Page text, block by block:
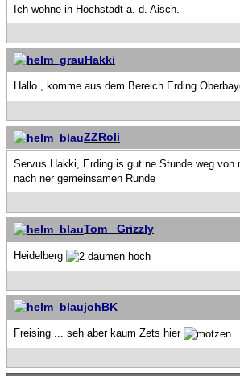
Ich wohne in Höchstadt a. d. Aisch.
Hakki
Hallo , komme aus dem Bereich Erding
ZZRoli
Servus Hakki, Erding is gut ne Stunde weg von
nach ner gemeinsamen Runde
Tom_ Grizzly
Heidelberg
johBK
Freising ... seh aber kaum Zets hier